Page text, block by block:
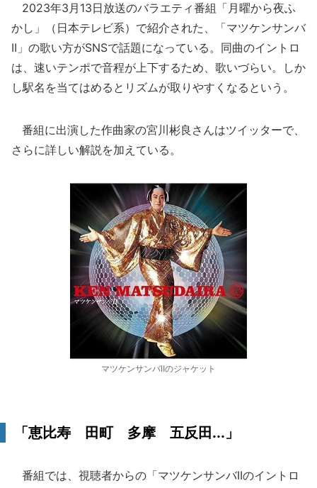
2023年3月13日放送のバラエティ番組「月曜から夜ふ
かし」（日本テレビ系）で紹介された、「マツケンサンバ
II」の歌い方がSNSで話題になっている。同曲のイントロ
は、速いテンポで音程が上下するため、歌いづらい。しか
し駅名を当てはめるとリズムが取りやすくなるという。
番組に出演した作曲家の宮川彬良さんはツイッターで、
さらに詳しい解説を加えている。
マツケンサンバⅡのジャケット
「恵比寿 田町 多摩 五反田...」
番組では、視聴者からの「マツケンサンバIIのイントロ